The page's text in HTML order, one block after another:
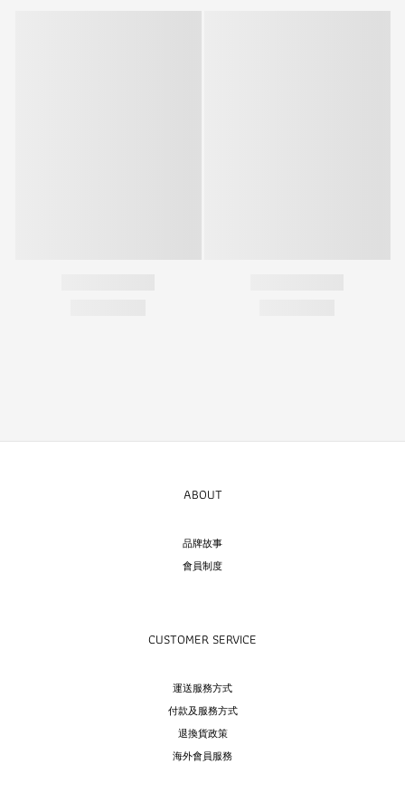
ABOUT
品牌故事
會員制度
CUSTOMER SERVICE
運送服務方式
付款及服務方式
退換貨政策
海外會員服務